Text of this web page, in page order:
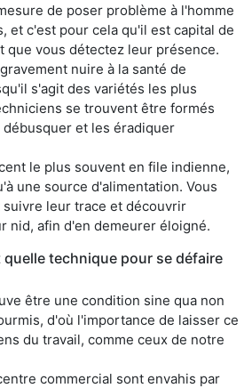
de poser problème à l'homme
et c'est pour cela qu'il est capital de
que vous détectez leur présence.
nuire à la santé de
s'agit des variétés les plus
se trouvent être formés
et les éradiquer
le plus souvent en file indienne,
une source d'alimentation. Vous
leur trace et découvrir
nid, afin d'en demeurer éloigné.
technique pour se défaire
être une condition sine qua non
d'où l'importance de laisser ce
du travail, comme ceux de notre
commercial sont envahis par